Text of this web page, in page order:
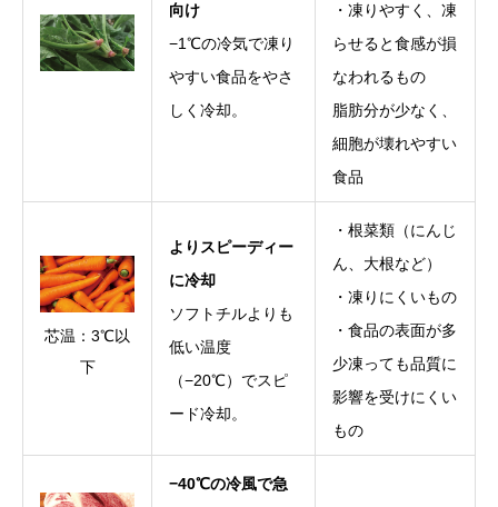
向け
−1℃の冷気で凍り
やすい食品をやさ
しく冷却。
・凍りやすく、凍
らせると食感が損
なわれるもの
脂肪分が少なく、
細胞が壊れやすい
食品
芯温：3℃以
下
よりスピーディー
に冷却
ソフトチルよりも
低い温度
（−20℃）でスピ
ード冷却。
・根菜類（にんじ
ん、大根など）
・凍りにくいもの
・食品の表面が多
少凍っても品質に
影響を受けにくい
もの
−40℃の冷風で急